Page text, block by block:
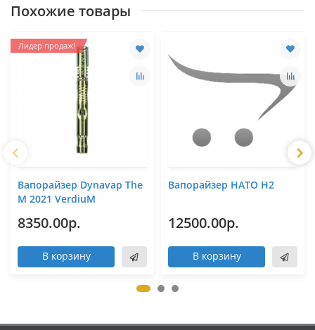
Похожие товары
Лидер продаж!
Вапорайзер Dynavap The
M 2021 VerdiuM
8350.00р.
В корзину
Вапорайзер HATO H2
12500.00р.
В корзину